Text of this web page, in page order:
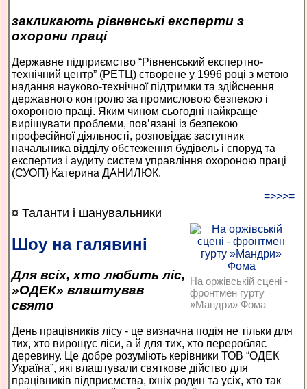
закликають рівненські експерти з
охорони праці
Державне підприємство “Рівненський експертно-
технічний центр” (РЕТЦ) створене у 1996 році з метою
надання науково-технічної підтримки та здійснення
державного контролю за промисловою безпекою і
охороною праці. Яким чином сьогодні найкраще
вирішувати проблеми, пов’язані із безпекою
професійної діяльності, розповідає заступник
начальника відділу обстеження будівель і споруд та
експертиз і аудиту систем управління охороною праці
(СУОП) Катерина ДАНИЛЮК.
=>>>=
¤ Таланти і шанувальники
На оржівській сцені -
фронтмен гурту
»Мандри» Фома
Шоу на галявині
Для всіх, хто любить ліс,
»ОДЕК» влаштував
свято
День працівників лісу - це визначна подія не тільки для
тих, хто вирощує ліси, а й для тих, хто переробляє
деревину. Це добре розуміють керівники ТОВ “ОДЕК
Україна”, які влаштували святкове дійство для
працівників підприємства, їхніх родин та усіх, хто так